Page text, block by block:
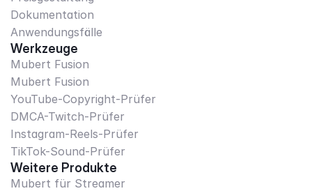
Dokumentation
Anwendungsfälle
Werkzeuge
Mubert Fusion
Mubert Fusion
YouTube-Copyright-Prüfer
DMCA-Twitch-Prüfer
Instagram-Reels-Prüfer
TikTok-Sound-Prüfer
Weitere Produkte
Mubert für Streamer